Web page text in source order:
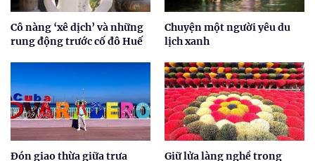
Cô nàng ‘xê dịch’ và những
rung động trước cố đô Huế
Chuyện một người yêu du
lịch xanh
Đón giao thừa giữa trưa Giữ lửa làng nghề trong